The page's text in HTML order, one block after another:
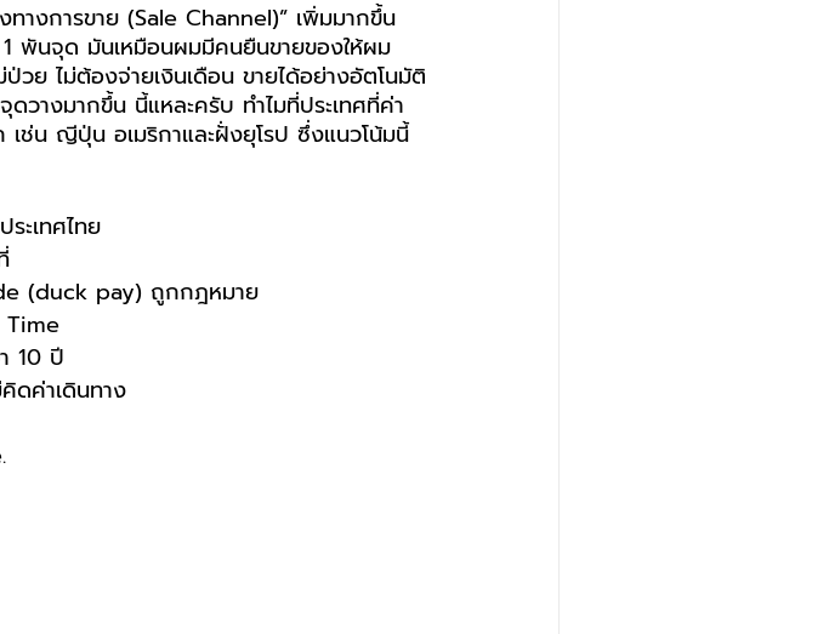
างการขาย (Sale Channel)” เพิ่มมากขึ้น
1 พันจุด มันเหมือนผมมีคนยืนขายของให้ผม
ย ไม่ต้องจ่ายเงินเดือน ขายได้อย่างอัตโนมัติ
วางมากขึ้น นี้แหละครับ ทำไมที่ประเทศที่ค่า
ช่น ญีปุ่น อเมริกาและฝั่งยุโรป ซึ่งแนวโน้มนี้
ระเทศไทย
(duck pay) ถูกกฎหมาย
Time
10 ปี
คิดค่าเดินทาง